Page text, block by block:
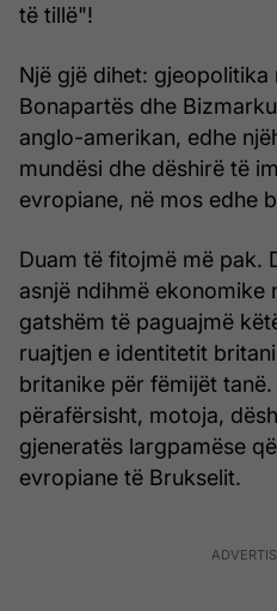
të tillë"!
Një gjë dihet: gjeopolitika
Bonapartës dhe
anglo-amerikan, edhe
mundësi dhe dëshirë të
evropiane, në mos edhe
Duam të fitojmë më pak.
asnjë ndihmë ekonomike
gatshëm të paguajmë
ruajtjen e identitetit
britanike për fëmijët
përafërsisht, motoja,
gjeneratës largpamëse
evropiane të Brukselit.